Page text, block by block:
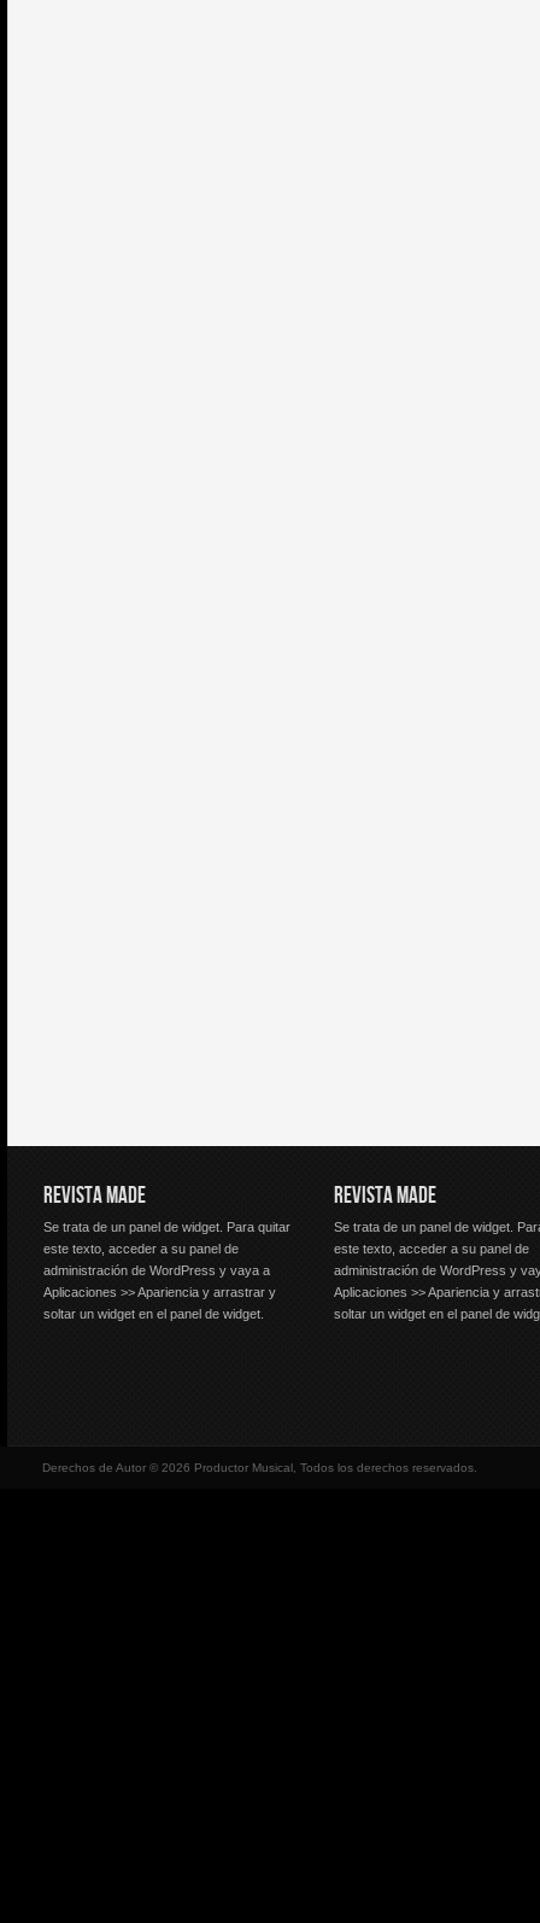
REVISTA MADE
Se trata de un panel de widget. Para quitar
este texto, acceder a su panel de
administración de WordPress y vaya a
Aplicaciones >> Apariencia y arrastrar y
soltar un widget en el panel de widget.
REVISTA MADE
Se trata de un panel de widget.
este texto, acceder a su panel de
administración de WordPress y
Aplicaciones >> Apariencia y
soltar un widget en el panel de
Derechos de Autor © 2026 Productor Musical, Todos los derechos reservados.